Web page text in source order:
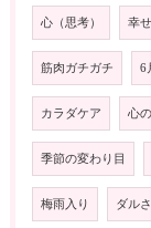
心（思考） 幸
筋肉ガチガチ 6
カラダケア 心
季節の変わり目
梅雨入り ダルさ